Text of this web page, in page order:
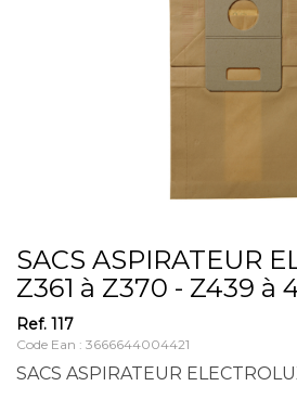
SACS ASPIRATEUR
Z361 à Z370 - Z439 à
Ref. 117
Code Ean : 3666644004421
SACS ASPIRATEUR